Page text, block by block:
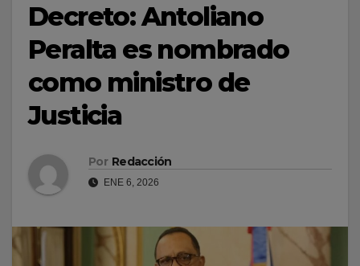
Decreto: Antoliano
Peralta es nombrado
como ministro de
Justicia
Por Redacción
ENE 6, 2026